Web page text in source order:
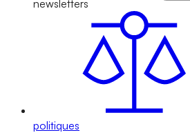
newsletters
politiques